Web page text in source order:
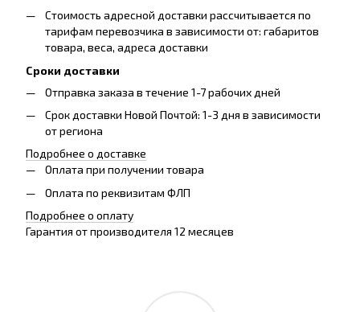
Стоимость адресной доставки рассчитывается по
тарифам перевозчика в зависимости от: габаритов
товара, весa, адреса доставки
Сроки доставки
Отправка заказа в течение 1-7 рабочих дней
Срок доставки Новой Почтой: 1-3 дня в зависимости
от региона
Подробнее о доставке
Оплата при получении товара
Оплата по реквизитам ФЛП
Подробнее о оплату
Гарантия от производителя 12 месяцев